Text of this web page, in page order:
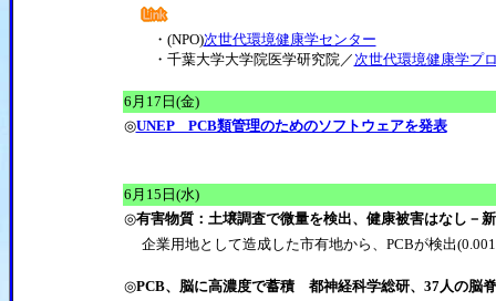
・(NPO)次世代環境健康学センター
・千葉大学大学院医学研究院／次世代環境健康学プ
6月17日(金)
◎UNEP PCB類管理のためのソフトウェアを発表
6月15日(水)
◎有害物質：土壌調査で微量を検出、健康被害はなし－
企業用地として造成した市有地から、PCBが検出
◎PCB、脳に高濃度で蓄積 都神経科学総研、37人の脳